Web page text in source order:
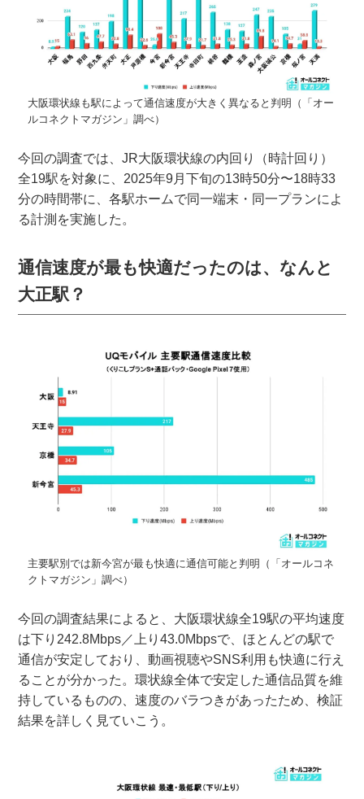
大阪環状線も駅によって通信速度が大きく異なると判明（「オー
ルコネクトマガジン」調べ）
今回の調査では、JR大阪環状線の内回り（時計回り）
全19駅を対象に、2025年9月下旬の13時50分〜18時33
分の時間帯に、各駅ホームで同一端末・同一プランによ
る計測を実施した。
通信速度が最も快適だったのは、なんと
大正駅？
主要駅別では新今宮が最も快適に通信可能と判明（「オールコネ
クトマガジン」調べ）
今回の調査結果によると、大阪環状線全19駅の平均速度
は下り242.8Mbps／上り43.0Mbpsで、ほとんどの駅で
通信が安定しており、動画視聴やSNS利用も快適に行え
ることが分かった。環状線全体で安定した通信品質を維
持しているものの、速度のバラつきがあったため、検証
結果を詳しく見ていこう。